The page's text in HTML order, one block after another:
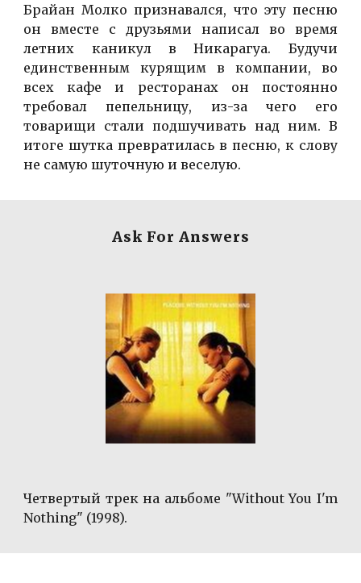
Брайан Молко признавался, что эту песню
он вместе с друзьями написал во время
летних каникул в Никарагуа. Будучи
единственным курящим в компании, во
всех кафе и ресторанах он постоянно
требовал пепельницу, из-за чего его
товарищи стали подшучивать над ним. В
итоге шутка превратилась в песню, к слову
не самую шуточную и веселую.
Ask For Answers
Четвертый трек на альбоме "Without You I'm
Nothing" (1998).